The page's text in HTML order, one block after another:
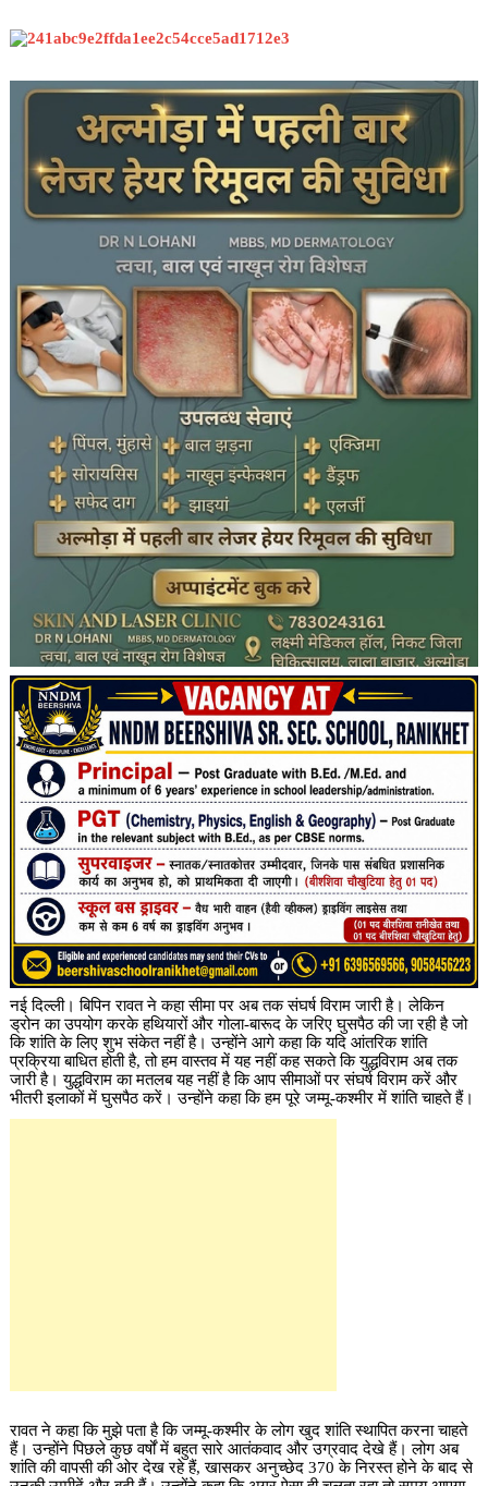
नई दिल्ली। बिपिन रावत ने कहा सीमा पर अब तक संघर्ष विराम जारी है। लेकिन
ड्रोन का उपयोग करके हथियारों और गोला-बारूद के जरिए घुसपैठ की जा रही है जो
कि शांति के लिए शुभ संकेत नहीं है। उन्होंने आगे कहा कि यदि आंतरिक शांति
प्रक्रिया बाधित होती है, तो हम वास्तव में यह नहीं कह सकते कि युद्धविराम अब तक
जारी है। युद्धविराम का मतलब यह नहीं है कि आप सीमाओं पर संघर्ष विराम करें और
भीतरी इलाकों में घुसपैठ करें। उन्होंने कहा कि हम पूरे जम्मू-कश्मीर में शांति चाहते हैं।
रावत ने कहा कि मुझे पता है कि जम्मू-कश्मीर के लोग खुद शांति स्थापित करना चाहते
हैं। उन्होंने पिछले कुछ वर्षों में बहुत सारे आतंकवाद और उग्रवाद देखे हैं। लोग अब
शांति की वापसी की ओर देख रहे हैं, खासकर अनुच्छेद 370 के निरस्त होने के बाद से